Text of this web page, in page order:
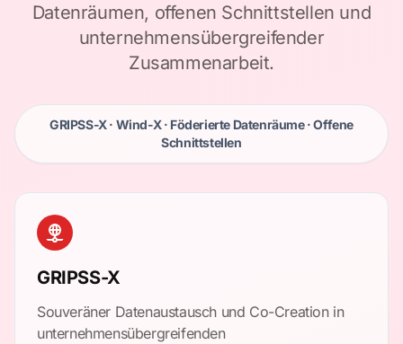
Datenräumen, offenen Schnittstellen und
unternehmensübergreifender
Zusammenarbeit.
GRIPSS-X · Wind-X · Föderierte Datenräume · Offene
Schnittstellen
GRIPSS-X
Souveräner Datenaustausch und Co-Creation in
unternehmensübergreifenden